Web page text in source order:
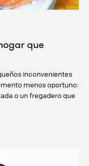
que
inconvenientes
menos oportuno:
o un fregadero que